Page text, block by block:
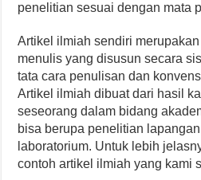
penelitian sesuai dengan mata
Artikel ilmiah sendiri
menulis yang disusun secara
tata cara penulisan dan
Artikel ilmiah dibuat dari hasil
seseorang dalam bidang
bisa berupa penelitian
laboratorium. Untuk lebih
contoh artikel ilmiah yang kami